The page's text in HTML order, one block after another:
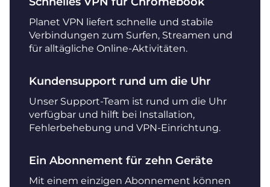
Planet VPN liefert schnelle und stabile
Verbindungen zum Surfen, Streamen und
für alltägliche Online-Aktivitäten.
Kundensupport rund um die Uhr
Unser Support-Team ist rund um die Uhr
verfügbar und hilft bei Installation,
Fehlerbehebung und VPN-Einrichtung.
Ein Abonnement für zehn Geräte
Mit einem einzigen Abonnement können